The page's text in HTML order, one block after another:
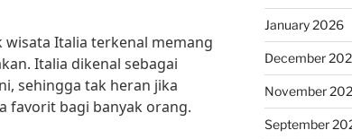
Italia terkenal memang
Italia dikenal sebagai
sehingga tak heran jika
favorit bagi banyak orang.
January 2026
December
November
September